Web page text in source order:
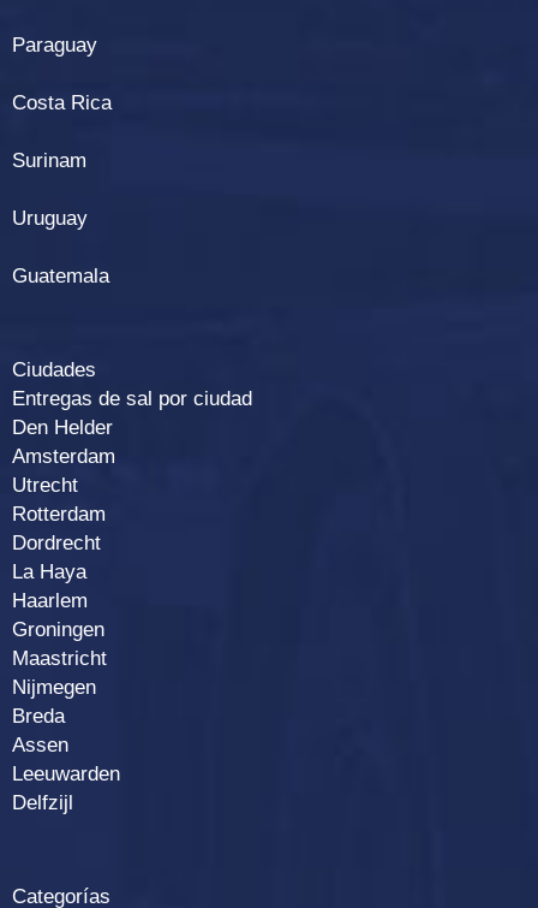
Paraguay
Costa Rica
Surinam
Uruguay
Guatemala
Ciudades
Entregas de sal por ciudad
Den Helder
Amsterdam
Utrecht
Rotterdam
Dordrecht
La Haya
Haarlem
Groningen
Maastricht
Nijmegen
Breda
Assen
Leeuwarden
Delfzijl
Categorías